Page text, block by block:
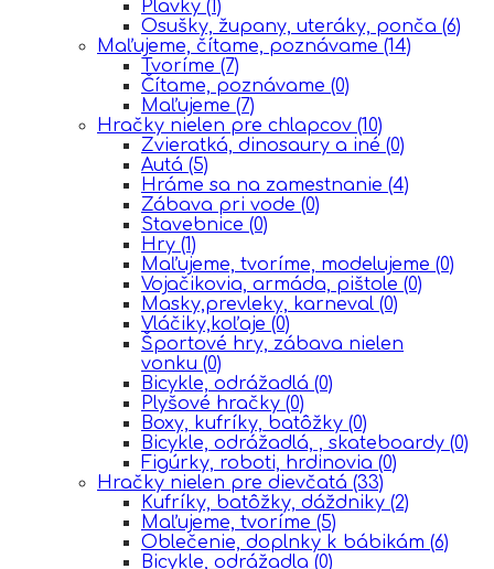
Plavky (1)
Osušky, župany, uteráky, ponča (6)
Maľujeme, čítame, poznávame (14)
Tvoríme (7)
Čítame, poznávame (0)
Maľujeme (7)
Hračky nielen pre chlapcov (10)
Zvieratká, dinosaury a iné (0)
Autá (5)
Hráme sa na zamestnanie (4)
Zábava pri vode (0)
Stavebnice (0)
Hry (1)
Maľujeme, tvoríme, modelujeme (0)
Vojačikovia, armáda, pištole (0)
Masky,prevleky, karneval (0)
Vláčiky,koľaje (0)
Športové hry, zábava nielen
vonku (0)
Bicykle, odrážadlá (0)
Plyšové hračky (0)
Boxy, kufríky, batôžky (0)
Bicykle, odrážadlá, , skateboardy (0)
Figúrky, roboti, hrdinovia (0)
Hračky nielen pre dievčatá (33)
Kufríky, batôžky, dáždniky (2)
Maľujeme, tvoríme (5)
Oblečenie, doplnky k bábikám (6)
Bicykle, odrážadla (0)